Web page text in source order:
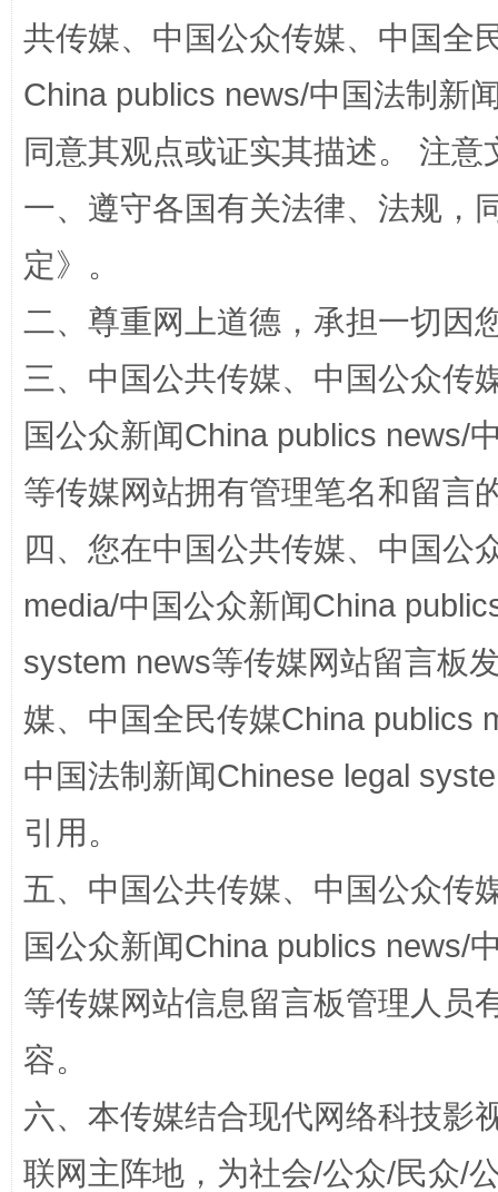
揭批美国五大"原罪" "炒
解纷+调解+退费，一次搞定
站台名比不上好声名
共传媒、中国公众传媒、中国全
China publics news/中国法制新
同意其观点或证实其描述。 注
一、遵守各国有关法律、法规，
定》。
二、尊重网上道德，承担一切因
三、中国公共传媒、中国公众传
国公众新闻China publics news/
等传媒网站拥有管理笔名和留言
四、您在中国公共传媒、中国公
media/中国公众新闻China
system news等传媒网站留言板
媒、中国全民传媒China publics
中国法制新闻Chinese legal
引用。
五、中国公共传媒、中国公众传
国公众新闻China publics news/
等传媒网站信息留言板管理人员
容。
六、本传媒结合现代网络科技影
联网主阵地，为社会/公众/民众/